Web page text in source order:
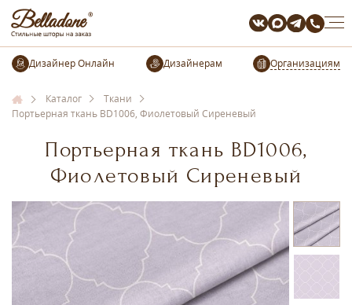
Организациям
Каталог
Ткани
Портьерная ткань BD1006, Фиолетовый Сиреневый
Портьерная ткань BD1006,
Фиолетовый Сиреневый